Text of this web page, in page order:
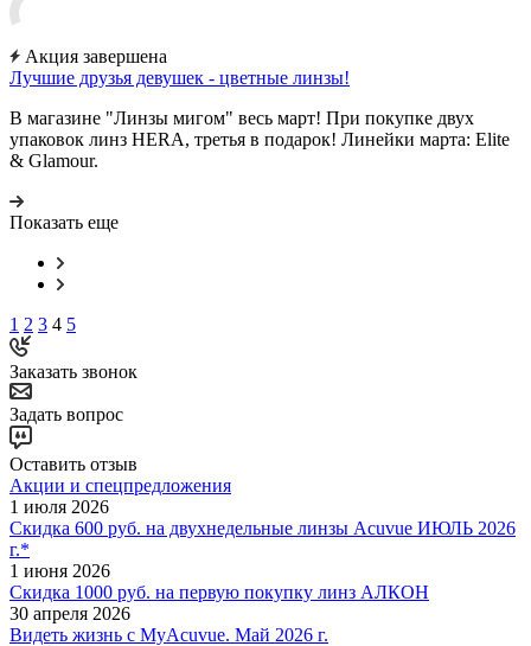
Акция завершена
Лучшие друзья девушек - цветные линзы!
В магазине "Линзы мигом" весь март! При покупке двух
упаковок линз HERA, третья в подарок! Линейки марта: Elite
& Glamour.
Показать еще
1 2 3 4 5
Заказать звонок
Задать вопрос
Оставить отзыв
Акции и спецпредложения
1 июля 2026
Скидка 600 руб. на двухнедельные линзы Acuvue ИЮЛЬ 2026
г.*
1 июня 2026
Скидка 1000 руб. на первую покупку линз АЛКОН
30 апреля 2026
Видеть жизнь с MyAcuvue. Май 2026 г.